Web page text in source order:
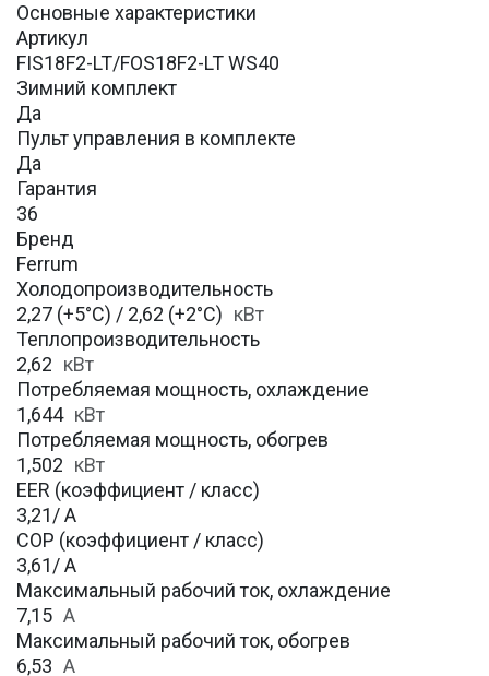
Основные характеристики
Артикул
FIS18F2-LT/FOS18F2-LT WS40
Зимний комплект
Да
Пульт управления в комплекте
Да
Гарантия
36
Бренд
Ferrum
Холодопроизводительность
2,27 (+5°С) / 2,62 (+2°С) кВт
Теплопроизводительность
2,62 кВт
Потребляемая мощность, охлаждение
1,644 кВт
Потребляемая мощность, обогрев
1,502 кВт
EER (коэффициент / класс)
3,21/ А
COP (коэффициент / класс)
3,61/ А
Максимальный рабочий ток, охлаждение
7,15 A
Максимальный рабочий ток, обогрев
6,53 А